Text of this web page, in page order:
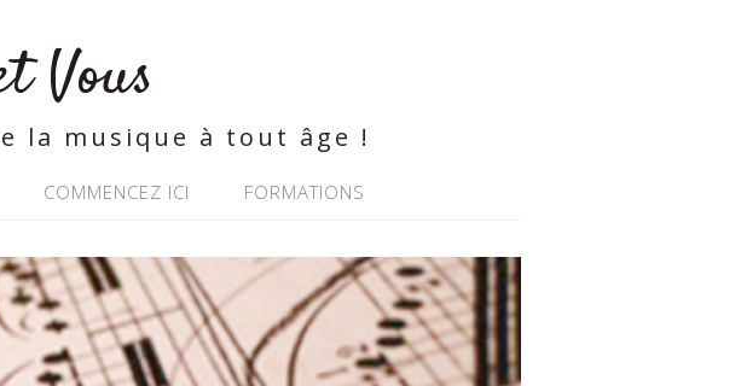
Vous
la musique à tout âge !
COMMENCEZ ICI FORMATIONS